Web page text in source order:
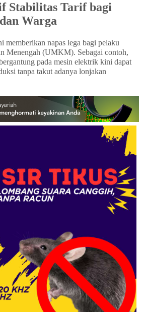
Stabilitas Tarif bagi
Warga
memberikan napas lega bagi pelaku
Menengah (UMKM). Sebagai contoh,
pada mesin elektrik kini dapat
tanpa takut adanya lonjakan